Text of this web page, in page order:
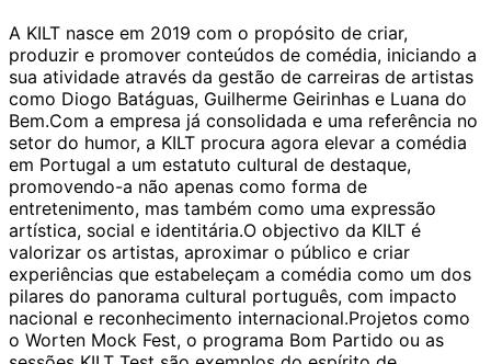
A KILT nasce em 2019 com o propósito de criar,
produzir e promover conteúdos de comédia, iniciando a
sua atividade através da gestão de carreiras de artistas
como Diogo Batáguas, Guilherme Geirinhas e Luana do
Bem.Com a empresa já consolidada e uma referência no
setor do humor, a KILT procura agora elevar a comédia
em Portugal a um estatuto cultural de destaque,
promovendo-a não apenas como forma de
entretenimento, mas também como uma expressão
artística, social e identitária.O objectivo da KILT é
valorizar os artistas, aproximar o público e criar
experiências que estabeleçam a comédia como um dos
pilares do panorama cultural português, com impacto
nacional e reconhecimento internacional.Projetos como
o Worten Mock Fest, o programa Bom Partido ou as